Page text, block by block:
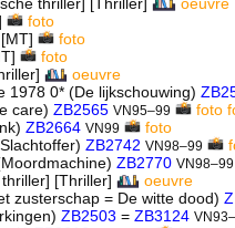
foto
[MT]
foto
foto
oeuvre
1978 0* (De lijkschouwing)
care) ZB2565 VN95–99 foto
ZB2664 VN99
foto
ZB2742 VN98–99
ZB2770 VN98–99
[Thriller]
oeuvre
zusterschap = De witte dood)
ZB2503 = ZB3124